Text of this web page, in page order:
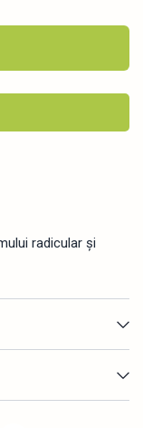
radicular și